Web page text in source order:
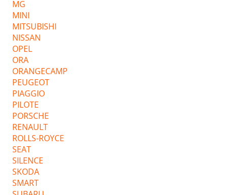
MG
MINI
MITSUBISHI
NISSAN
OPEL
ORA
ORANGECAMP
PEUGEOT
PIAGGIO
PILOTE
PORSCHE
RENAULT
ROLLS-ROYCE
SEAT
SILENCE
SKODA
SMART